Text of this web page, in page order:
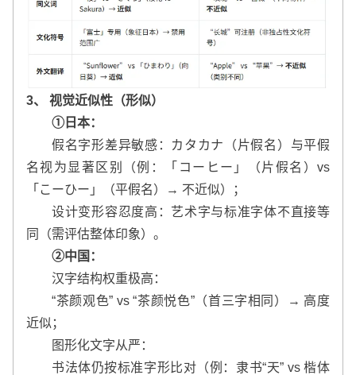
3、 视觉近似性（形似）
①日本：
假名字形差异敏感：カタカナ（片假名）与平假
名视为显著区别（例：「コーヒー」（片假名）vs
「こーひー」（平假名）→ 不近似）；
设计变形容忍度高：艺术字与标准字体不直接等
同（需评估整体印象）。
②中国：
汉字结构权重极高：
“茶颜观色” vs “茶颜悦色”（首三字相同）→ 高度
近似；
图形化文字从严：
书法体仍按标准字形比对（例：隶书“天” vs 楷体